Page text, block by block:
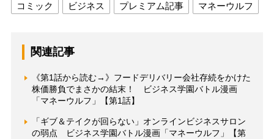
コミック ビジネス プレミアム記事 マネーウルフ
関連記事
《第1話から読む→》フードデリバリー会社存続をかけた
株価勝負でまさかの結末！ ビジネス学園バトル漫画
「マネーウルフ」【第1話】
「ギブ＆テイクが回らない」オンラインビジネスサロン
の弱点 ビジネス学園バトル漫画「マネーウルフ」【第